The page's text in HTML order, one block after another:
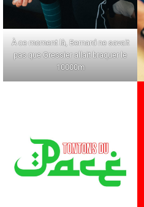
À ce moment là, Bernard ne savait
pas que Gressier allait braquer le
10000m